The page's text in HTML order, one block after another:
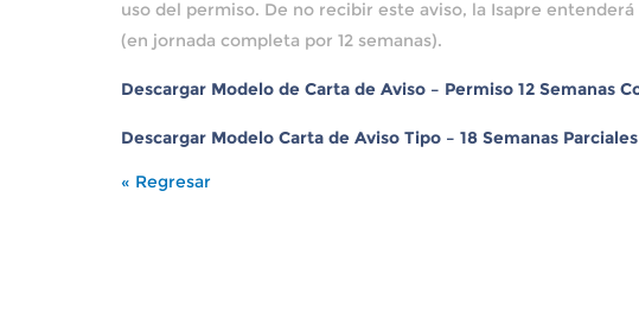
uso del permiso. De no recibir este aviso, la Isapre
(en jornada completa por 12 semanas).
Descargar Modelo de Carta de Aviso – Permiso 12 Semanas
Descargar Modelo Carta de Aviso Tipo – 18 Semanas Parciales
« Regresar